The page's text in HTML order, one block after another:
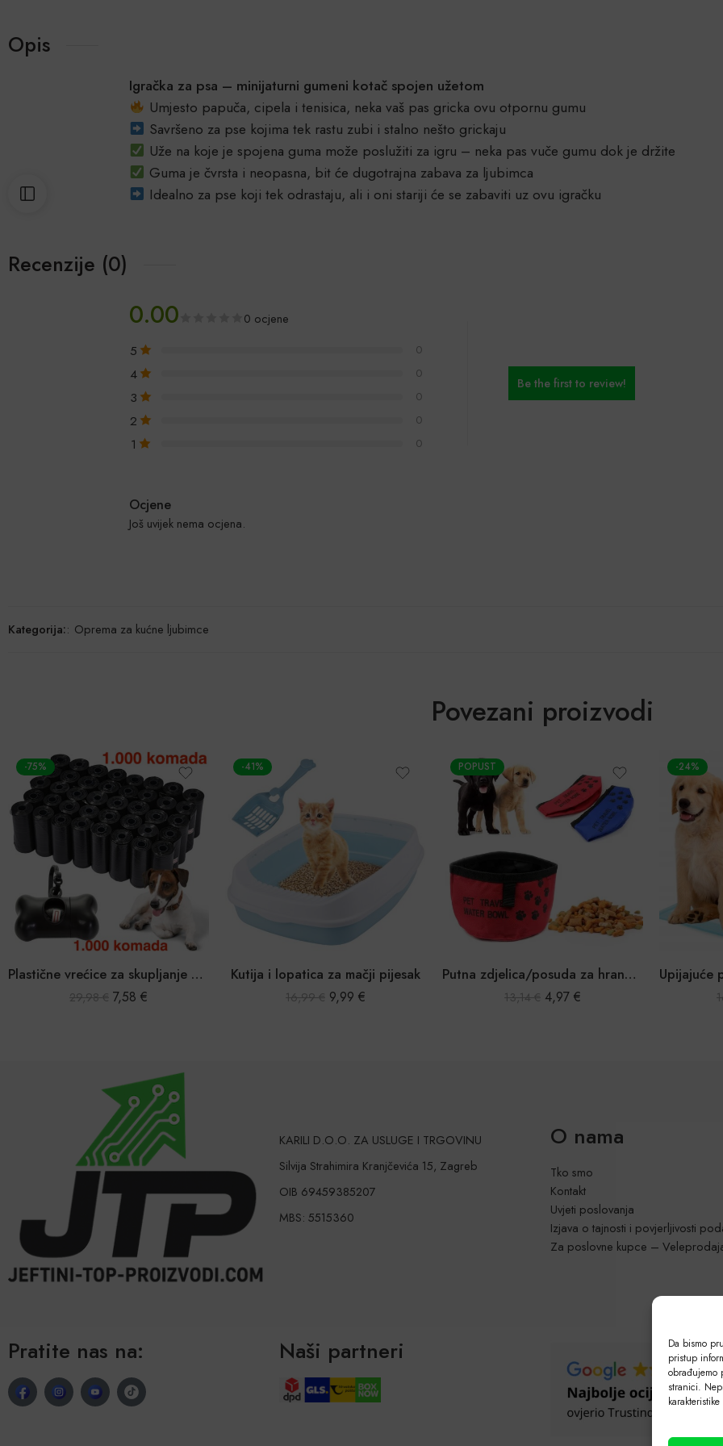
Da bismo
pristup
obrađujemo
stranici.
Opis
Igračka za psa – minijaturni gumeni kotač spojen užetom
Umjesto papuča, cipela i tenisica, neka vaš pas gricka ovu otpornu gumu
Savršeno za pse kojima tek rastu zubi i stalno nešto grickaju
Uže na koje je spojena guma može poslužiti za igru – neka pas vuče gumu dok je držite
Guma je čvrsta i neopasna, bit će dugotrajna zabava za ljubimca
Idealno za pse koji tek odrastaju, ali i oni stariji će se zabaviti uz ovu igračku
Recenzije (0)
0.00 0 ocjene
5 0
4 0
3 0
2 0
1 0
Be the first to review!
Ocjene
Još uvijek nema ocjena.
Kategorija:: Oprema za kućne ljubimce
Povezani proizvodi
Plastične vrećice za skupljanje psećeg izmeta 1000 kom. + torbica
-41%
Kutija i lopatica za mačji pijesak
POPUST
Putna zdjelica/posuda za hranu i vodu za kućne ljubimce
KARILI D.O.O. ZA USLUGE I TRGOVINU
Silvija Strahimira Kranjčevića 15, Zagreb
OIB 69459385207
MBS: 5515360
O nama
Tko smo
Kontakt
Uvjeti poslovanja
Izjava o tajnosti i povjerljivosti
Za poslovne kupce –
Pratite nas na: Naši partneri